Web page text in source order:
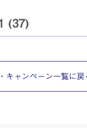
(37)
キャンペーン一覧に戻